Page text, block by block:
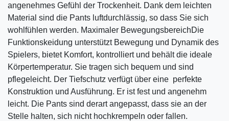
angenehmes Gefühl der Trockenheit. Dank dem leichten
Material sind die Pants luftdurchlässig, so dass Sie sich
wohlfühlen werden. Maximaler BewegungsbereichDie
Funktionskeidung unterstützt Bewegung und Dynamik des
Spielers, bietet Komfort, kontrolliert und behält die ideale
Körpertemperatur. Sie tragen sich bequem und sind
pflegeleicht. Der Tiefschutz verfügt über eine perfekte
Konstruktion und Ausführung. Er ist fest und angenehm
leicht. Die Pants sind derart angepasst, dass sie an der
Stelle halten, sich nicht hochkrempeln oder fallen.